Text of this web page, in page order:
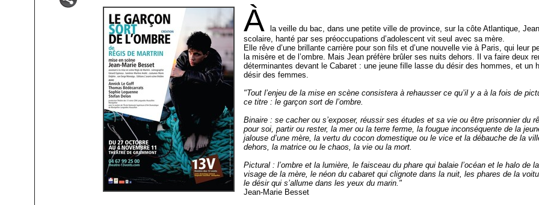
À
la veille du bac, dans une petite ville de province, sur la côte Atlantique,
scolaire, hanté par ses préoccupations d’adolescent vit seul avec sa mère.
Elle rêve d’une brillante carrière pour son fils et d’une nouvelle vie à Paris, qui leur
la misère et de l’ombre. Mais Jean préfère brûler ses nuits dehors. Il va faire deux
déterminantes devant le Cabaret : une jeune fille lasse du désir des hommes, et un
désir des femmes.
"Tout l’enjeu de la mise en scène consistera à rehausser ce qu’il y a à la fois de
ce titre : le garçon sort de l’ombre.
Binaire : se cacher ou s’exposer, réussir ses études et sa vie ou être prisonnier du
pour soi, partir ou rester, la mer ou la terre ferme, la fougue inconséquente de la
jalouse d’une mère, la vertu du cocon domestique ou le vice et la débauche de la
dehors, la matrice ou le chaos, la vie ou la mort.
Pictural : l’ombre et la lumière, le faisceau du phare qui balaie l’océan et le halo de
visage de la mère, le néon du cabaret qui clignote dans la nuit, les phares de la
le désir qui s’allume dans les yeux du marin."
Jean-Marie Besset